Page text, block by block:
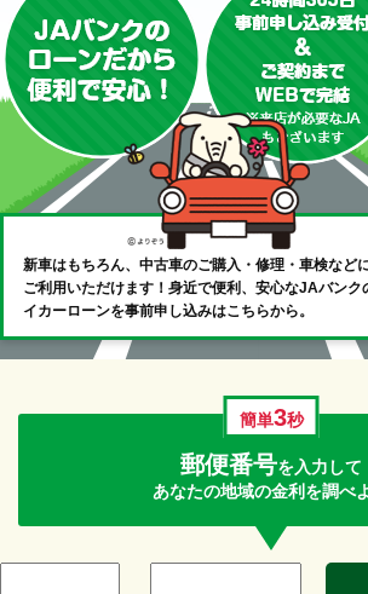
新車はもちろん、中古車のご購入・修理・車検など
ご利用いただけます！身近で便利、安心なJAバンク
イカーローンを事前申し込みはこちらから。
簡単3秒
郵便番号を入力して
あなたの地域の金利を調べ